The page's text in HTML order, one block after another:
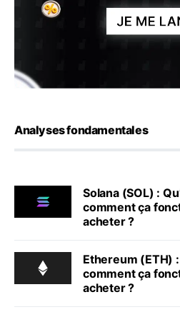
Analyses fondamentales
Solana (SOL) :
comment ça
acheter ?
Ethereum (ETH)
comment ça
acheter ?